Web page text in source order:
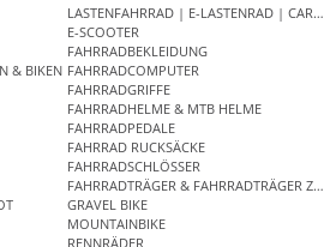
LASTENFAHRRAD | E-LASTENRAD |
E-SCOOTER
FAHRRADBEKLEIDUNG
& BIKEN FAHRRADCOMPUTER
FAHRRADGRIFFE
FAHRRADHELME & MTB HELME
FAHRRADPEDALE
FAHRRAD RUCKSÄCKE
FAHRRADSCHLÖSSER
FAHRRADTRÄGER & FAHRRADTRÄGER
GRAVEL BIKE
MOUNTAINBIKE
RENNRÄDER